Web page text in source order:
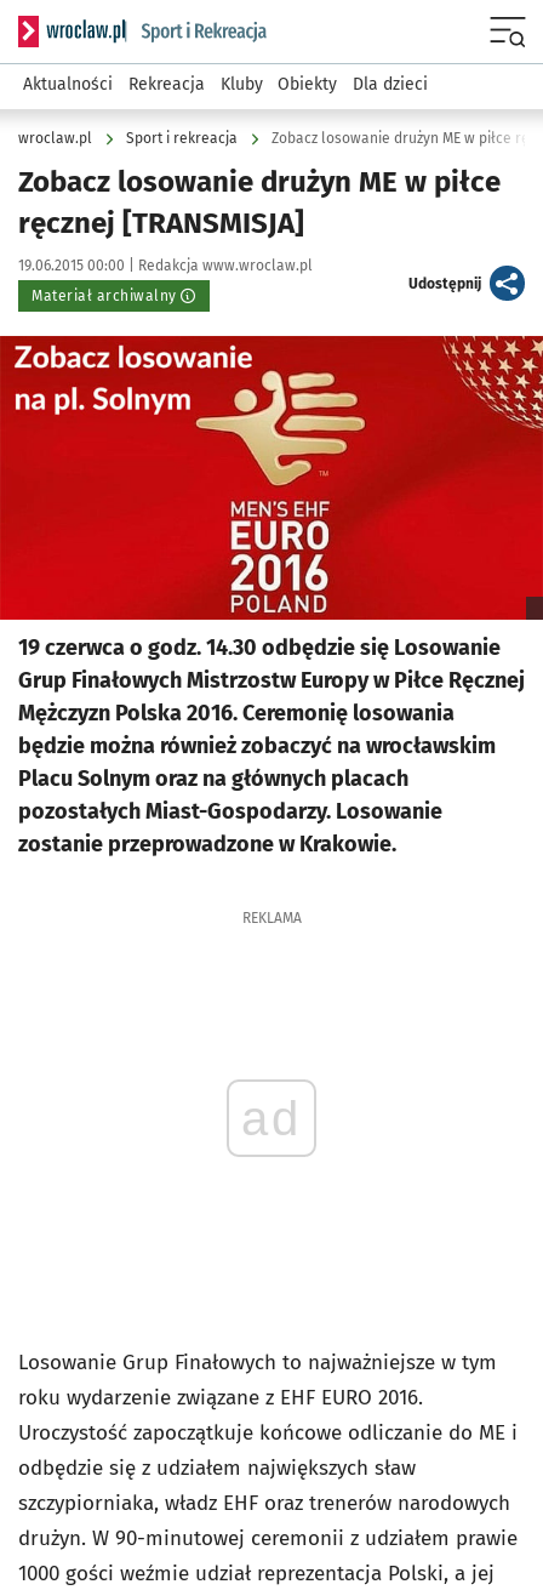
Serwis informacyjny wroclaw.pl podserwis: Sport i rekreacja
Aktualności Rekreacja Kluby Obiekty Dla dzieci
wroclaw.pl Sport i rekreacja Zobacz losowanie drużyn ME w piłce
Zobacz losowanie drużyn ME w piłce
ręcznej [TRANSMISJA]
Data publikacji:
19.06.2015 00:00 | Autor:
Redakcja www.wroclaw.pl
Materiał archiwalny
Udostępnijartykuł
Kliknij, aby powiększyć
19 czerwca o godz. 14.30 odbędzie się Losowanie
Grup Finałowych Mistrzostw Europy w Piłce Ręcznej
Mężczyzn Polska 2016. Ceremonię losowania
będzie można również zobaczyć na wrocławskim
Placu Solnym oraz na głównych placach
pozostałych Miast-Gospodarzy. Losowanie
zostanie przeprowadzone w Krakowie.
REKLAMA
ad
Losowanie Grup Finałowych to najważniejsze w tym
roku wydarzenie związane z EHF EURO 2016.
Uroczystość zapoczątkuje końcowe odliczanie do ME i
odbędzie się z udziałem największych sław
szczypiorniaka, władz EHF oraz trenerów narodowych
drużyn. W 90-minutowej ceremonii z udziałem prawie
1000 gości weźmie udział reprezentacja Polski, a jej